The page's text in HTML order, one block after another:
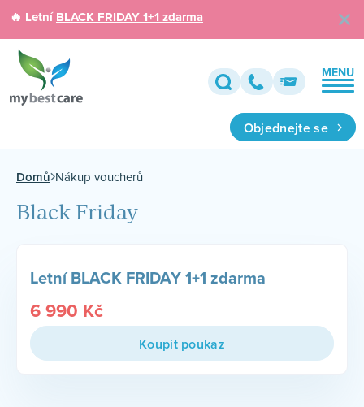
🔥 LetníBLACK FRIDAY 1+1 zdarma
Objednejte se
MENU
Domů Nákup voucherů
Black Friday
Letní BLACK FRIDAY 1+1 zdarma
6 990 Kč
Koupit poukaz